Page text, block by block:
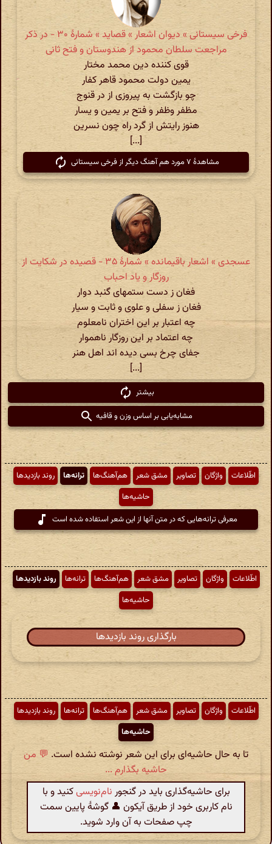
فرخی سیستانی » دیوان اشعار » قصاید » شمارهٔ ۳۰ - در ذکر
مراجعت سلطان محمود از هندوستان و فتح ثانی
قوی کننده دین محمد مختار
یمین دولت محمود قاهر کفار
چو بازگشت به پیروزی از در قنوج
مظفر وظفر و فتح بر یمین و یسار
هنوز رایتش از گرد راه چون نسرین
[...]
مشاهدهٔ ۷ مورد هم آهنگ دیگر از فرخی سیستانی
عسجدی » اشعار باقیمانده » شمارهٔ ۳۵ - قصیده در شکایت از
روزگار و یاد احباب
فغان ز دست ستمهای گنبد دوار
فغان ز سفلی و علوی و ثابت و سیار
چه اعتبار بر این اختران نامعلوم
چه اعتماد بر این روزگار ناهموار
جفای چرخ بسی دیده اند اهل هنر
[...]
بیشتر
مشابه‌یابی بر اساس وزن و قافیه
اطّلاعات واژگان تصاویر مشق شعر هم‌آهنگ‌ها ترانه‌ها
روند بازدیدها
حاشیه‌ها
معرفی ترانه‌هایی که در متن آنها از این شعر استفاده شده است
اطّلاعات واژگان تصاویر مشق شعر هم‌آهنگ‌ها ترانه‌ها
روند بازدیدها
حاشیه‌ها
بارگذاری روند بازدیدها
اطّلاعات واژگان تصاویر مشق شعر هم‌آهنگ‌ها ترانه‌ها
روند بازدیدها
حاشیه‌ها
تا به حال حاشیه‌ای برای این شعر نوشته نشده است. 💬 من
حاشیه بگذارم ...
برای حاشیه‌گذاری باید در گنجور نام‌نویسیکنید و با
نام کاربری خود از طریق آیکون 👤 گوشهٔ پایین سمت
چپ صفحات به آن وارد شوید.